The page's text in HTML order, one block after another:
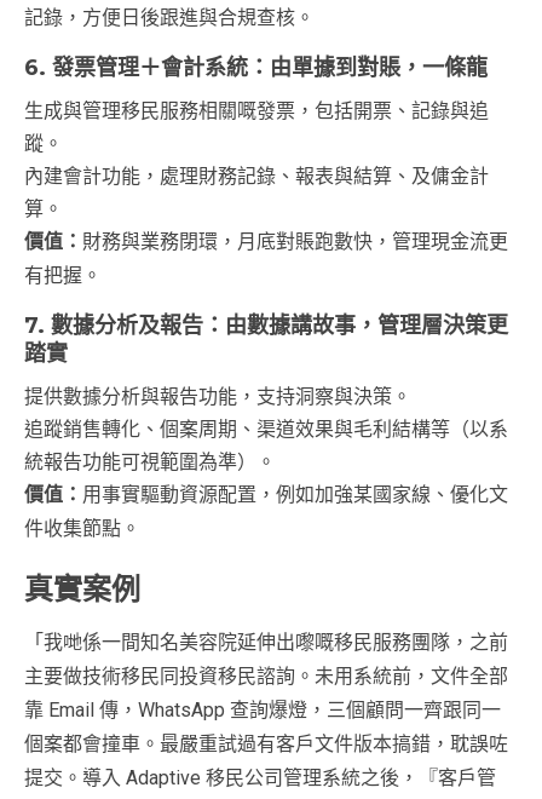
記錄，方便日後跟進與合規查核。
6. 發票管理＋會計系統：由單據到對賬，一條龍
生成與管理移民服務相關嘅發票，包括開票、記錄與追
蹤。
內建會計功能，處理財務記錄、報表與結算、及傭金計
算。
價值： 財務與業務閉環，月底對賬跑數快，管理現金流更
有把握。
7. 數據分析及報告：由數據講故事，管理層決策更
踏實
提供數據分析與報告功能，支持洞察與決策。
追蹤銷售轉化、個案周期、渠道效果與毛利結構等（以系
統報告功能可視範圍為準）。
價值： 用事實驅動資源配置，例如加強某國家線、優化文
件收集節點。
真實案例
「我哋係一間知名美容院延伸出嚟嘅移民服務團隊，之前
主要做技術移民同投資移民諮詢。未用系統前，文件全部
靠 Email 傳，WhatsApp 查詢爆燈，三個顧問一齊跟同一
個案都會撞車。最嚴重試過有客戶文件版本搞錯，耽誤咗
提交。導入 Adaptive 移民公司管理系統之後，『客戶管